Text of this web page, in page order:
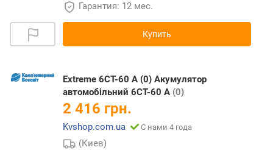
Гарантия: 12 мес.
Купить
Extreme 6CT-60 A (0) Акумулятор
автомобільний 6CT-60 A (0)
2 416 грн.
Kvshop.com.ua С нами 4 года
(Киев)